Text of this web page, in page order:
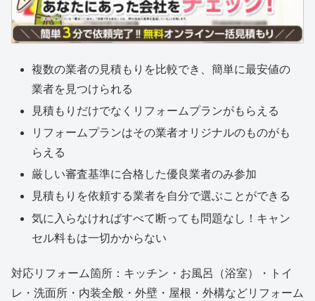
複数の業者の見積もりを比較でき、簡単に最安値の
業者を見つけられる
見積もりだけでなくリフォームプランがもらえる
リフォームプランはその業者オリジナルのものがも
らえる
厳しい審査基準に合格した優良業者のみ参加
見積もりを依頼する業者を自分で選ぶことができる
気に入らなければすべて断っても問題なし！キャン
セル料もは一切かからない
対応リフォーム箇所：キッチン・お風呂（浴室）・トイ
レ・洗面所・内装全般・外壁・屋根・外構などリフォーム